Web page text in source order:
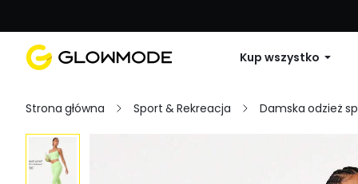
Kup wszystko
Strona główna Sport & Rekreacja Damska odzież